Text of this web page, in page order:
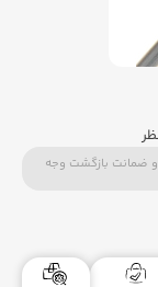
و ضمانت بازگشت وجه